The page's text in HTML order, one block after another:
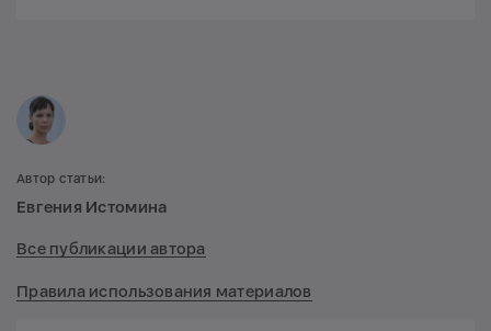
Автор статьи:
Евгения Истомина
Все публикации автора
Правила использования материалов